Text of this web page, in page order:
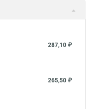
287,10 ₽
265,50 ₽